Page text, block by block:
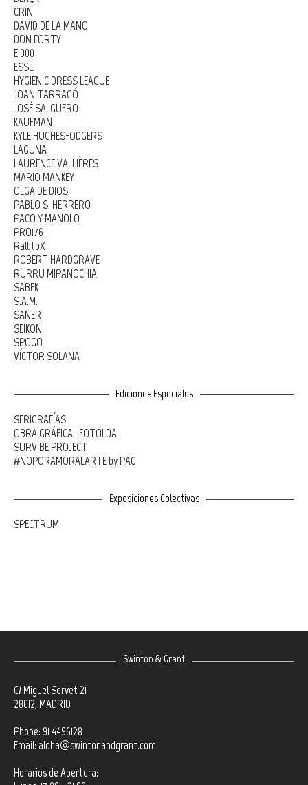
CRIN
DAVID DE LA MANO
DON FORTY
E1000
ESSU
HYGIENIC DRESS LEAGUE
JOAN TARRAGÓ
JOSÉ SALGUERO
KAUFMAN
KYLE HUGHES-ODGERS
LAGUNA
LAURENCE VALLIÈRES
MARIO MANKEY
OLGA DE DIOS
PABLO S. HERRERO
PACO Y MANOLO
PRO176
RallitoX
ROBERT HARDGRAVE
RURRU MIPANOCHIA
SABEK
S.A.M.
SANER
SEIKON
SPOGO
VÍCTOR SOLANA
Ediciones Especiales
SERIGRAFÍAS
OBRA GRÁFICA LEOTOLDA
SURVIBE PROJECT
#NOPORAMORALARTE by PAC
Exposiciones Colectivas
SPECTRUM
Swinton & Grant
C/ Miguel Servet 21
28012, MADRID
Phone: 91 4496128
Email: aloha@swintonandgrant.com
Horarios de Apertura: